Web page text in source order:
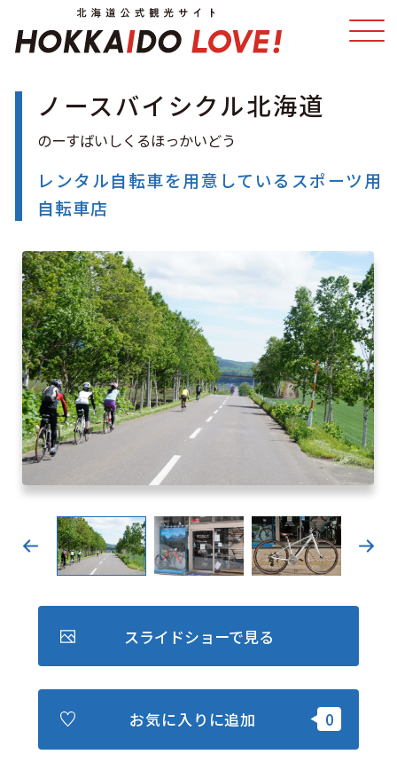
温泉 イベント
モデルコース
グルメ 旅の予約
アクセス
キュンちゃんオンラインショップ
北海道はやわかり
旅のテーマで探す
7つの国立公園
さっぽろ圏e旅ギフト
ノースバイシクル北海道
レンタル自転車を用意しているスポーツ用
自転車店
スライドショーで見る
お気に入りに追加